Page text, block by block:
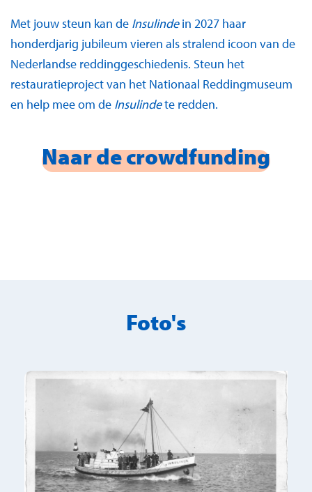
Met jouw steun kan de Insulindein 2027 haar
honderdjarig jubileum vieren als stralend icoon van de
Nederlandse reddinggeschiedenis. Steun het
restauratieproject van het Nationaal Reddingmuseum
en help mee om de Insulindete redden.
Naar de crowdfunding
Foto's